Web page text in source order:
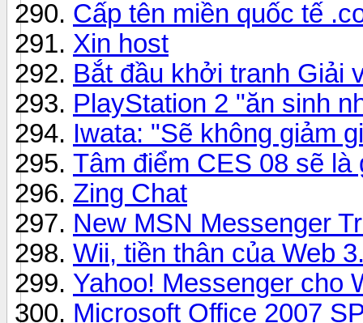
Cấp tên miền quốc tế
Xin host
Bắt đầu khởi tranh Giải
PlayStation 2 "ăn sinh
Iwata: "Sẽ không giảm
Tâm điểm CES 08 sẽ là
Zing Chat
New MSN Messenger
Wii, tiền thân của Web
Yahoo! Messenger cho
Microsoft Office 2007